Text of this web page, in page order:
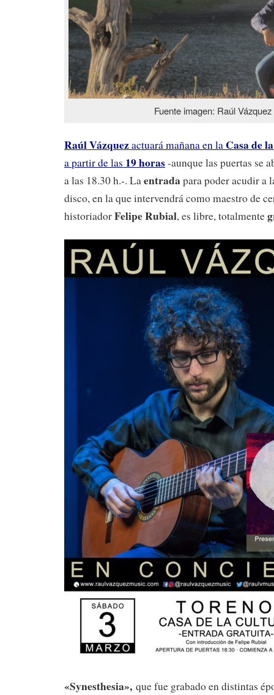
Fuente imagen: Raúl Vázquez
Raúl Vázquezactuará mañana en la Casa de
a partir de las 19 horas-aunque las puertas se
a las 18.30 h.-. Laentradapara poder acudir a
disco, en la que intervendrá como maestro de
historiadorFelipe Rubial, es libre, totalmente
«Synesthesia», que fue grabado en distintas